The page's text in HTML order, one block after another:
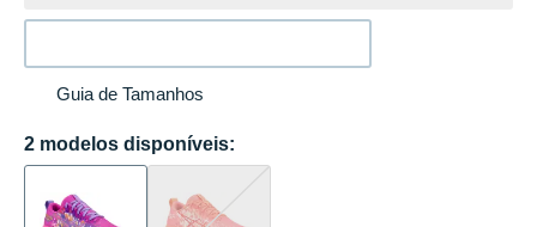
Guia de Tamanhos
2 modelos disponíveis: